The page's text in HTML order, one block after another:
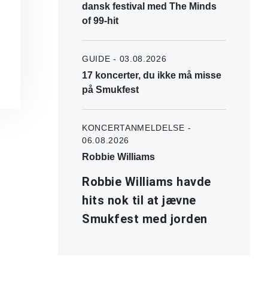
dansk festival med The Minds
of 99-hit
GUIDE - 03.08.2026
17 koncerter, du ikke må misse
på Smukfest
KONCERTANMELDELSE -
06.08.2026
Robbie Williams
Robbie Williams havde
hits nok til at jævne
Smukfest med jorden